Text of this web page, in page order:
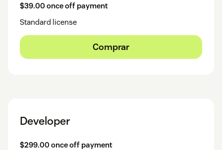
$39.00 once off payment
Standard license
Comprar
Developer
$299.00 once off payment